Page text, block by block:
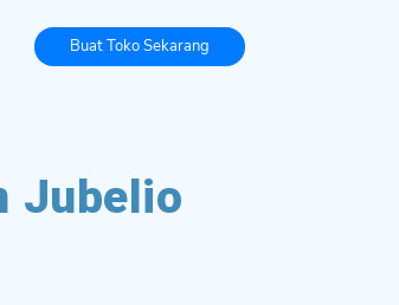
Buat Toko Sekarang
Jubelio